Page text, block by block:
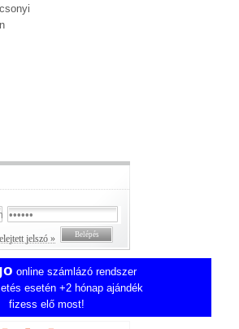
jelszó »
online számlázó rendszer
esetén +2 hónap ajándék
fizess elő most!